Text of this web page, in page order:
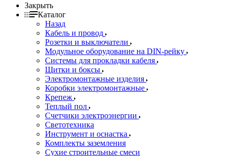
Закрыть
Каталог
Назад
Кабель и провод
Розетки и выключатели
Модульное оборудование на DIN-рейку
Системы для прокладки кабеля
Щитки и боксы
Электромонтажные изделия
Коробки электромонтажные
Крепеж
Теплый пол
Счетчики электроэнергии
Светотехника
Инструмент и оснастка
Комплекты заземления
Сухие строительные смеси